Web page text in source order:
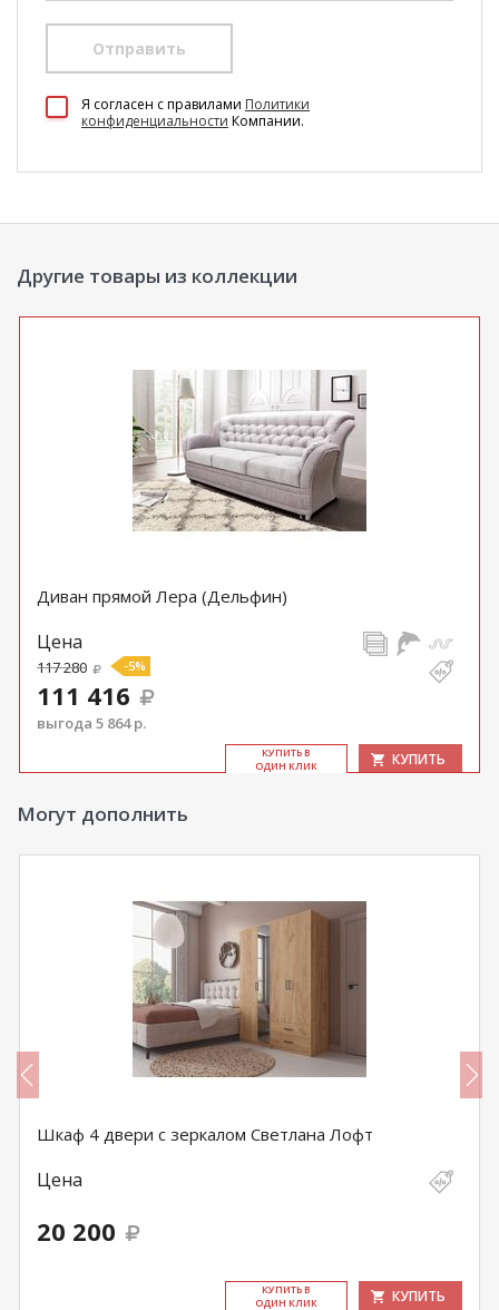
Отправить
Я согласен c правилами Политики
конфиденциальности Компании.
Другие товары из коллекции
Диван прямой Лера (Дельфин)
Цена
117 280 -5%
111 416
выгода 5 864 р.
КУ­ПИТЬ В
ОДИН КЛИК
КУПИТЬ
Могут дополнить
Шкаф 4 двери с зеркалом Светлана Лофт
Цена
20 200
КУ­ПИТЬ В
ОДИН КЛИК
КУПИТЬ